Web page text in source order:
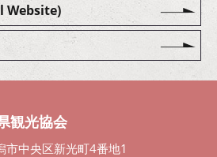
Website)
観光協会
中央区新光町4番地1